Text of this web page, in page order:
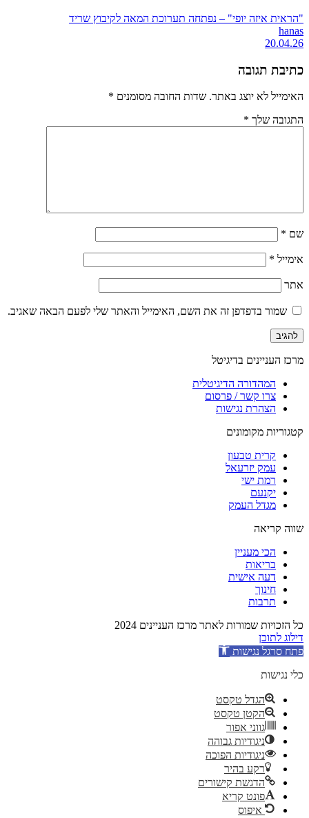
"הראית איזה יופי" – נפתחה תערוכת המאה לקיבוץ שריד
hanas
20.04.26
כתיבת תגובה
האימייל לא יוצג באתר. שדות החובה מסומנים *
התגובה שלך *
שם *
אימייל *
אתר
שמור בדפדפן זה את השם, האימייל והאתר שלי לפעם הבאה שאגיב.
מרכז העניינים בדיגיטל
המהדורה הדיגיטלית
צרו קשר / פרסום
הצהרת נגישות
קטגוריות מקומונים
קרית טבעון
עמק יזרעאל
רמת ישי
יקנעם
מגדל העמק
שווה קריאה
הכי מעניין
בריאות
דעה אישית
חינוך
תרבות
כל הזכויות שמורות לאתר מרכז העניינים 2024
דילוג לתוכן
פתח סרגל נגישות
כלי נגישות
הגדל טקסט
הקטן טקסט
גווני אפור
ניגודיות גבוהה
ניגודיות הפוכה
רקע בהיר
הדגשת קישורים
פונט קריא
איפוס